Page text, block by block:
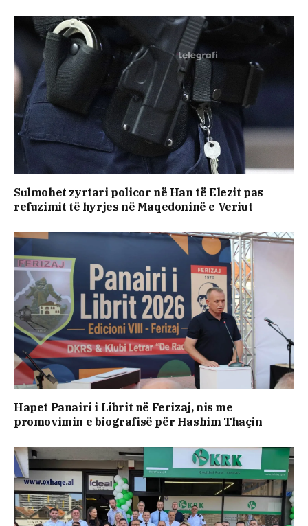
Sulmohet zyrtari policor në Han të Elezit pas
refuzimit të hyrjes në Maqedoninë e Veriut
Hapet Panairi i Librit në Ferizaj, nis me
promovimin e biografisë për Hashim Thaçin